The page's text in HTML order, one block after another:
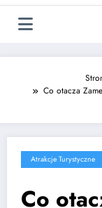
Co otacza
Atrakcje Turystyczne
Co